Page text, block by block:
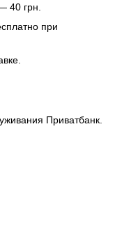
40 грн.
при
Приватбанк.